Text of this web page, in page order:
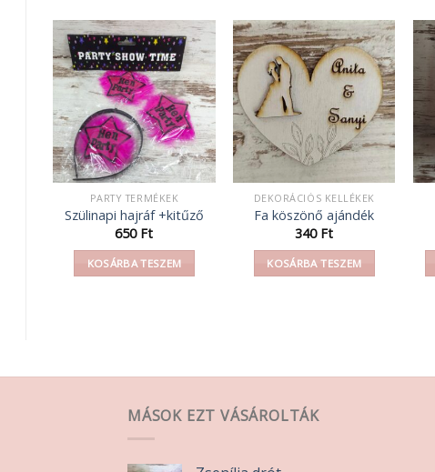
PARTY TERMÉKEK
Szülinapi hajráf +kitűző
650 Ft
KOSÁRBA TESZEM
DEKORÁCIÓS KELLÉKEK
Fa köszönő ajándék
340 Ft
KOSÁRBA TESZEM
MÁSOK EZT VÁSÁROLTÁK